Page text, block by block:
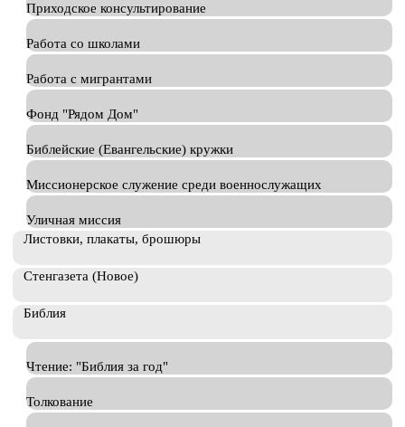
Приходское консультирование
Работа со школами
Работа с мигрантами
Фонд "Рядом Дом"
Библейские (Евангельские) кружки
Миссионерское служение среди военнослужащих
Уличная миссия
Листовки, плакаты, брошюры
Стенгазета (Новое)
Библия
Чтение: "Библия за год"
Толкование